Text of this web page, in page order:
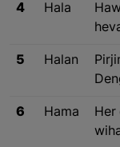
4 Hala
5 Halan
6 Hama
Her